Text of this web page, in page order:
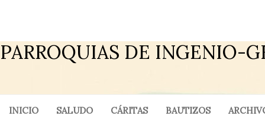
PARROQUIAS DE INGENIO-
INICIO SALUDO CÁRITAS BAUTIZOS